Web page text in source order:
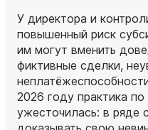
У директора и
повышенный риск
им могут вменить
фиктивные сделки,
2026 году практика по
ужесточилась: в ряде